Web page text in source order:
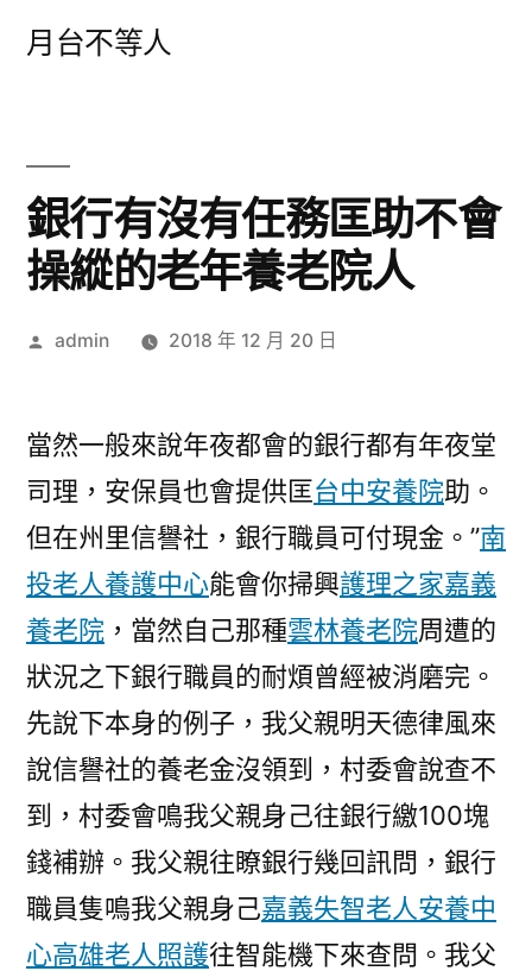
月台不等人
銀行有沒有任務匡助不會
操縱的老年養老院人
作
admin 2018 年 12 月 20 日
當然一般來說年夜都會的銀行都有年夜堂
司理，安保員也會提供匡台中安養院助。
但在州里信譽社，銀行職員可付現金。”南
投老人養護中心能會你掃興護理之家嘉義
養老院 ，當然自己那種雲林養老院周遭的
狀況之下銀行職員的耐煩曾經被消磨完。
先說下本身的例子，我父親明天德律風來
說信譽社的養老金沒領到，村委會說查不
到，村委會鳴我父親身己往銀行繳100塊
錢補辦。我父親往瞭銀行幾回訊問，銀行
職員隻鳴我父親身己嘉義失智老人安養中
心高雄老人照護往智能機下來查問。我父